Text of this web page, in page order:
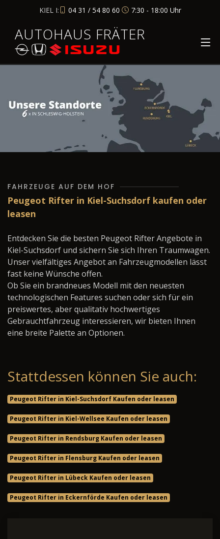
KIEL I: 04 31 / 54 80 60 7:30 - 18:00 Uhr
AUTOHAUS FRÄTER
FAHRZEUGE AUF DEM HOF
Peugeot Rifter in Kiel-Suchsdorf kaufen oder
leasen
Entdecken Sie die besten Peugeot Rifter Angebote in
Kiel-Suchsdorf und sichern Sie sich Ihren Traumwagen.
Unser vielfältiges Angebot an Fahrzeugmodellen lässt
fast keine Wünsche offen.
Ob Sie ein brandneues Modell mit den neuesten
technologischen Features suchen oder sich für ein
preiswertes, aber qualitativ hochwertiges
Gebrauchtfahrzeug interessieren, wir bieten Ihnen
eine breite Palette an Optionen.
Stattdessen können Sie auch:
Peugeot Rifter in Kiel-Suchsdorf Kaufen oder leasen
Peugeot Rifter in Kiel-Wellsee Kaufen oder leasen
Peugeot Rifter in Rendsburg Kaufen oder leasen
Peugeot Rifter in Flensburg Kaufen oder leasen
Peugeot Rifter in Lübeck Kaufen oder leasen
Peugeot Rifter in Eckernförde Kaufen oder leasen